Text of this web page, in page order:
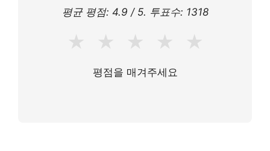
평균 평점: 4.9 / 5. 투표수: 1318
★ ★ ★ ★ ★
평점을 매겨주세요